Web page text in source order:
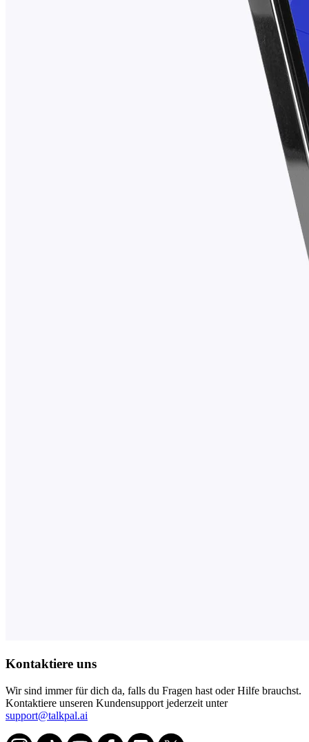
Kontaktiere uns
Wir sind immer für dich da, falls du Fragen hast oder Hilfe brauchst.
Kontaktiere unseren Kundensupport jederzeit unter
support@talkpal.ai